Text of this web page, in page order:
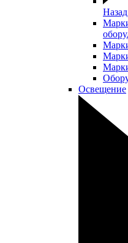
Назад
Освещение